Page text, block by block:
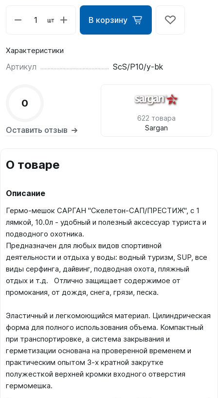
шт В корзину
Характеристики
Артикул ScS/P10/y-bk
0
Оставить отзыв
622 товара
Sargan
О товаре
Описание
Гермо-мешок САРГАН "Скелетон-САП/ПРЕСТИЖ", с 1
лямкой, 10.0л - удобный и полезный аксессуар туриста и
подводного охотника.
Предназначен для любых видов спортивной
деятельности и отдыха у воды: водный туризм, SUP, все
виды серфинга, дайвинг, подводная охота, пляжный
отдых и т.д. Отлично защищает содержимое от
промокания, от дождя, снега, грязи, песка.
Эластичный и легкомоющийся материал. Цилиндрическая
форма для полного использования объема. Компактный
при транспортировке, а система закрывания и
герметизации основана на проверенной временем и
практическим опытом 3-х кратной закрутке
полужесткой верхней кромки входного отверстия
гермомешка.